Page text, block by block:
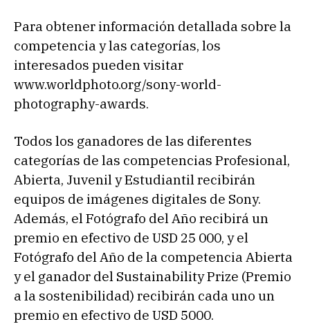
Para obtener información detallada sobre la
competencia y las categorías, los
interesados pueden visitar
www.worldphoto.org/sony-world-
photography-awards.
Todos los ganadores de las diferentes
categorías de las competencias Profesional,
Abierta, Juvenil y Estudiantil recibirán
equipos de imágenes digitales de Sony.
Además, el Fotógrafo del Año recibirá un
premio en efectivo de USD 25 000, y el
Fotógrafo del Año de la competencia Abierta
y el ganador del Sustainability Prize (Premio
a la sostenibilidad) recibirán cada uno un
premio en efectivo de USD 5000.